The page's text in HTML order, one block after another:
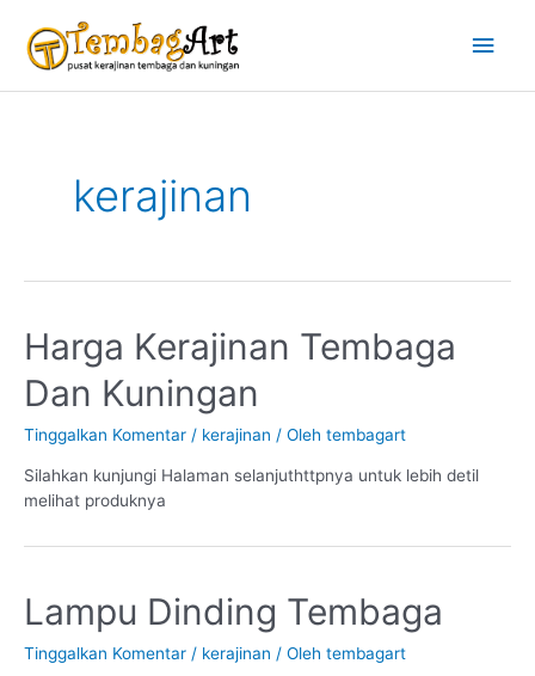
konten
kerajinan
Harga Kerajinan Tembaga
Dan Kuningan
Tinggalkan Komentar / kerajinan / Oleh tembagart
Silahkan kunjungi Halaman selanjuthttpnya untuk lebih detil
melihat produknya
Lampu Dinding Tembaga
Tinggalkan Komentar / kerajinan / Oleh tembagart
Lampu
Dinding
Tembaga